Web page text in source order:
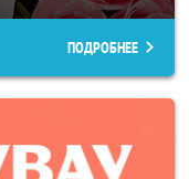
ПОДРОБНЕЕ